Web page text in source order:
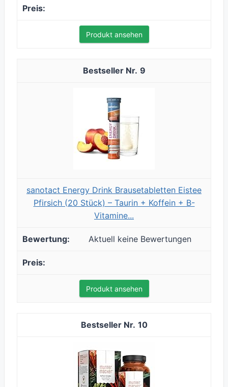
Produkt ansehen
9
sanotact Energy Drink Brausetabletten Eistee
Pfirsich (20 Stück) – Taurin + Koffein + B-
Vitamine...
Aktuell keine Bewertungen
Produkt ansehen
10